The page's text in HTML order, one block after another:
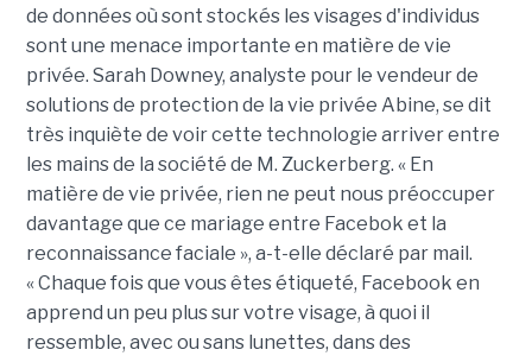
de données où sont stockés les visages d'individus
sont une menace importante en matière de vie
privée. Sarah Downey, analyste pour le vendeur de
solutions de protection de la vie privée Abine, se dit
très inquiète de voir cette technologie arriver entre
les mains de la société de M. Zuckerberg. « En
matière de vie privée, rien ne peut nous préoccuper
davantage que ce mariage entre Facebok et la
reconnaissance faciale », a-t-elle déclaré par mail.
« Chaque fois que vous êtes étiqueté, Facebook en
apprend un peu plus sur votre visage, à quoi il
ressemble, avec ou sans lunettes, dans des